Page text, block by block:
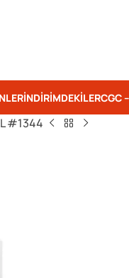
İNDIRIMDEKILERCGC
#1344